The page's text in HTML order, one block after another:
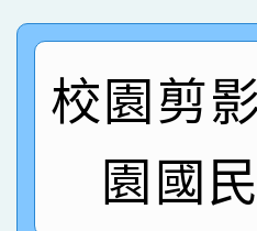
名
賀！本校
倩參加桃
名 指導
賀！本校
園市英
賀！本
校園剪
園國